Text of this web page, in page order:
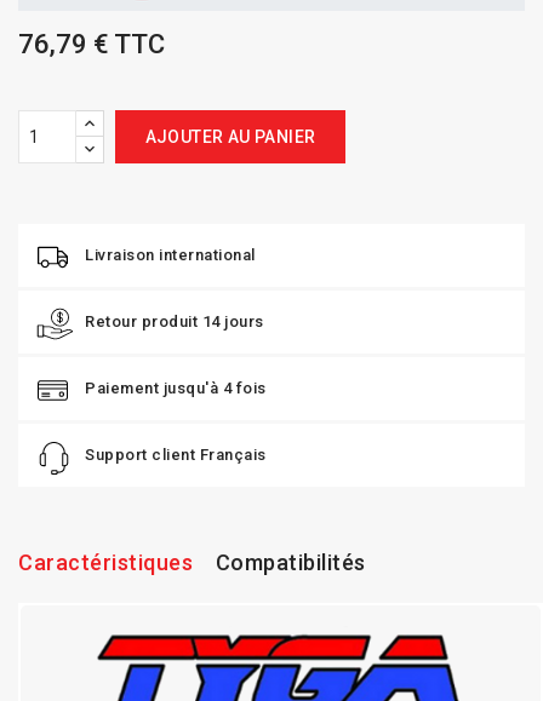
76,79 € TTC
AJOUTER AU PANIER
Livraison international
Retour produit 14 jours
Paiement jusqu'à 4 fois
Support client Français
Caractéristiques Compatibilités